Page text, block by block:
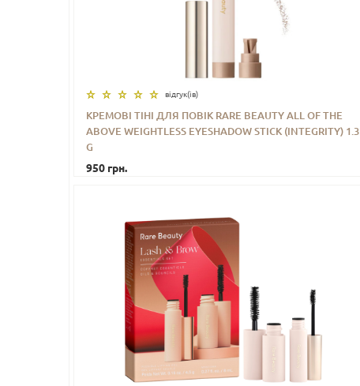
відгук(iв)
КРЕМОВІ ТІНІ ДЛЯ ПОВІК RARE BEAUTY ALL OF THE
ABOVE WEIGHTLESS EYESHADOW STICK (INTEGRITY) 1.3
G
950 грн.